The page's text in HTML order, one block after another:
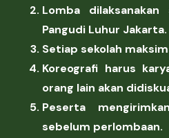
Lomba dilaksanakan
Pangudi Luhur Jakarta.
Setiap sekolah
Koreografi harus
orang lain akan
Peserta
sebelum perlombaan.